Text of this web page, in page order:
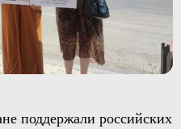
поддержали российских